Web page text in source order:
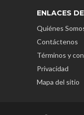
ENLACES
Quiénes
Contáctenos
Términos y
Privacidad
Mapa del sitio